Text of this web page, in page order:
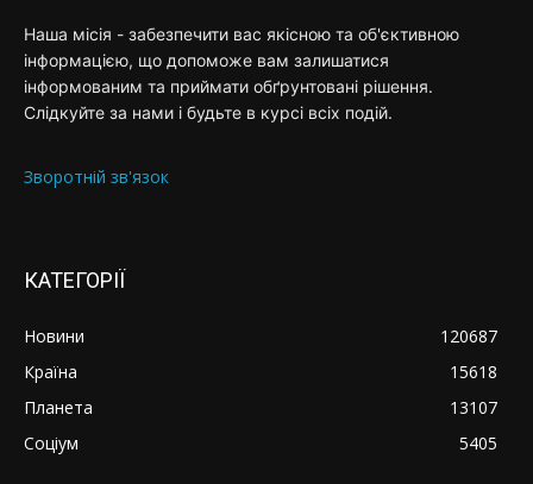
Наша місія - забезпечити вас якісною та об'єктивною
інформацією, що допоможе вам залишатися
інформованим та приймати обґрунтовані рішення.
Слідкуйте за нами і будьте в курсі всіх подій.
Зворотній зв'язок
КАТЕГОРІЇ
Новини
120687
Країна
15618
Планета
13107
Соціум
5405